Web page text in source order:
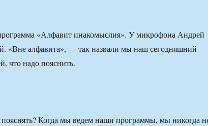
«Алфавит инакомыслия». У микрофона Андрей
«Вне алфавита», — так назвали мы наш сегодняшний
что надо пояснить.
Когда мы ведем наши программы, мы никогда